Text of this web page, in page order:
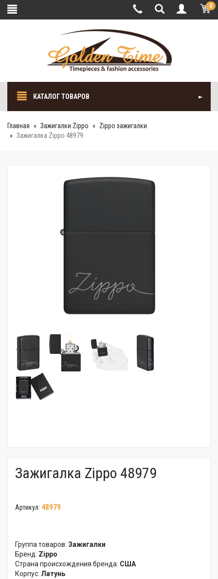
0
КАТАЛОГ ТОВАРОВ
Главная Зажигалки Zippo
Zippo зажигалки
Зажигалка Zippo 48979
Зажигалка Zippo 48979
Артикул: 48979
Группа товаров: Зажигалки
Бренд: Zippo
Страна происхождения бренда: США
Корпус: Латунь